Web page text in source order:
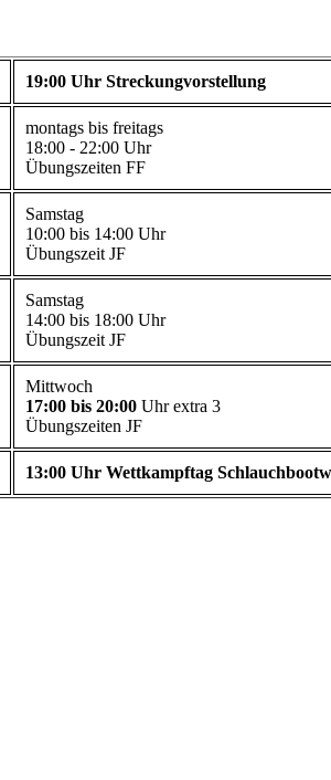
19:00 Uhr Streckungvorstellung
montags bis freitags
18:00 - 22:00 Uhr
Übungszeiten FF
Samstag
10:00 bis 14:00 Uhr
Übungszeit JF
Samstag
14:00 bis 18:00 Uhr
Übungszeit JF
Mittwoch
17:00 bis 20:00 Uhr extra 3
Übungszeiten JF
13:00 Uhr Wettkampftag